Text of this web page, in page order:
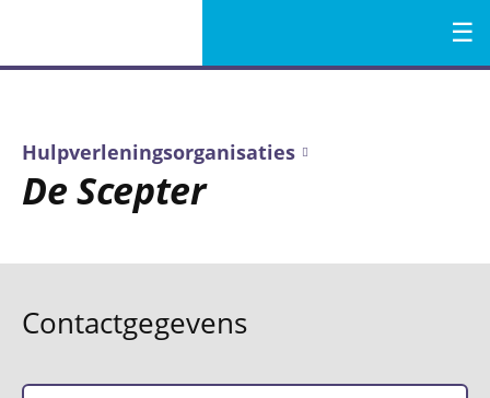
Menu
Hulpverleningsorganisaties
De Scepter
Contactgegevens